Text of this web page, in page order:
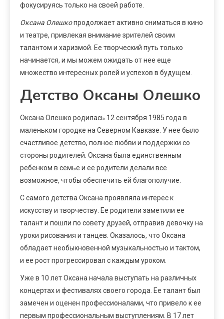
фокусируясь только на своей работе.
Оксана Олешкопродолжает активно сниматься в кино
и театре, привлекая внимание зрителей своим
талантом и харизмой. Ее творческий путь только
начинается, и мы можем ожидать от нее еще
множество интересных ролей и успехов в будущем.
Детство Оксаны Олешко
Оксана Олешко родилась 12 сентября 1985 года в
маленьком городке на Северном Кавказе. У нее было
счастливое детство, полное любви и поддержки со
стороны родителей. Оксана была единственным
ребенком в семье и ее родители делали все
возможное, чтобы обеспечить ей благополучие.
С самого детства Оксана проявляла интерес к
искусству и творчеству. Ее родители заметили ее
талант и пошли по совету друзей, отправив девочку на
уроки рисования и танцев. Оказалось, что Оксана
обладает необыкновенной музыкальностью и тактом,
и ее рост прогрессировал с каждым уроком.
Уже в 10 лет Оксана начала выступать на различных
концертах и фестивалях своего города. Ее талант был
замечен и оценен профессионалами, что привело к ее
первым профессиональным выступлениям. В 17 лет